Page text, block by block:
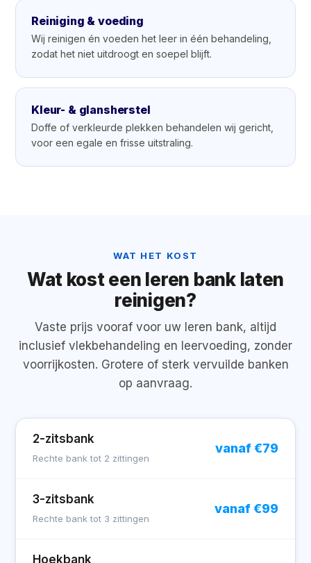
Reiniging & voeding
Wij reinigen én voeden het leer in één behandeling,
zodat het niet uitdroogt en soepel blijft.
Kleur- & glansherstel
Doffe of verkleurde plekken behandelen wij gericht,
voor een egale en frisse uitstraling.
WAT HET KOST
Wat kost een leren bank laten
reinigen?
Vaste prijs vooraf voor uw leren bank, altijd
inclusief vlekbehandeling en leervoeding, zonder
voorrijkosten. Grotere of sterk vervuilde banken
op aanvraag.
2-zitsbank
Rechte bank tot 2 zittingen
vanaf €79
3-zitsbank
Rechte bank tot 3 zittingen
vanaf €99
Hoekbank